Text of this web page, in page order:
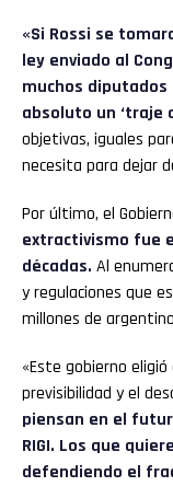
«Si Rossi se
ley enviado al
muchos
absoluto un ‘traje
objetivas, iguales
necesita para dejar
Por último, el
extractivismo fue
décadas. Al
y regulaciones que
millones de
«Este gobierno
previsibilidad y el
piensan en el
RIGI. Los que
defendiendo el